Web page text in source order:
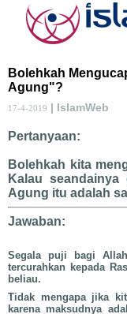
Bolehkah
Agung"?
17-4-2019 | IslamWeb
Pertanyaan:
Bolehkah kita
Kalau
Agung itu adalah
Jawaban:
Segala puji bagi
tercurahkan kepada
beliau.
Tidak mengapa jika
karena maksudnya